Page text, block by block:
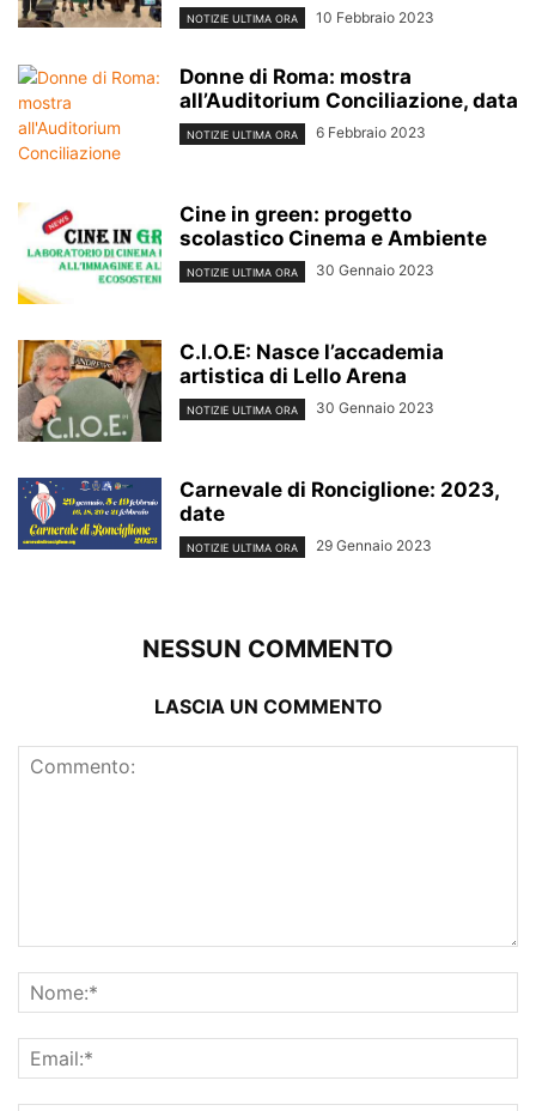
NOTIZIE ULTIMA ORA 10 Febbraio 2023
Donne di Roma: mostra
all’Auditorium Conciliazione, data
NOTIZIE ULTIMA ORA 6 Febbraio 2023
Cine in green: progetto
scolastico Cinema e Ambiente
NOTIZIE ULTIMA ORA 30 Gennaio 2023
C.I.O.E: Nasce l’accademia
artistica di Lello Arena
NOTIZIE ULTIMA ORA 30 Gennaio 2023
Carnevale di Ronciglione: 2023,
date
NOTIZIE ULTIMA ORA 29 Gennaio 2023
NESSUN COMMENTO
LASCIA UN COMMENTO